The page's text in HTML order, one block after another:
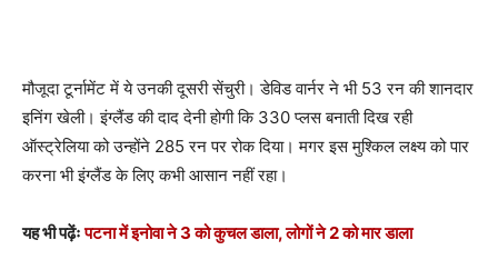
मौजूदा टूर्नामेंट में ये उनकी दूसरी सेंचुरी। डेविड वार्नर ने भी 53 रन की शानदार
इनिंग खेली। इंग्लैंड की दाद देनी होगी कि 330 प्लस बनाती दिख रही
ऑस्ट्रेलिया को उन्होंने 285 रन पर रोक दिया। मगर इस मुश्किल लक्ष्य को पार
करना भी इंग्लैंड के लिए कभी आसान नहीं रहा।
यह भी पढ़ेंःपटना में इनोवा ने 3 को कुचल डाला, लोगों ने 2 को मार डाला